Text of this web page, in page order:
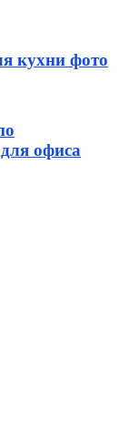
кухни фото
офиса